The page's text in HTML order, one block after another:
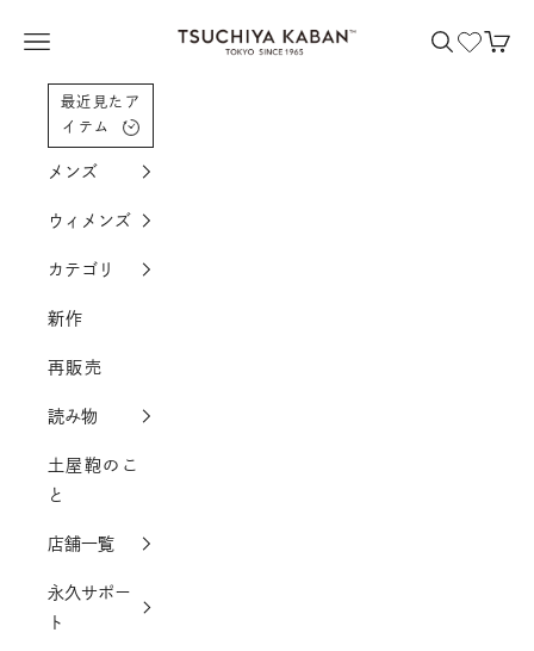
土屋鞄製造所
メニューを開く 検索を開く
カー
最近見たア
イテム
メンズ
ウィメンズ
カテゴリ
新作
再販売
読み物
土屋鞄のこ
と
店舗一覧
永久サポー
ト